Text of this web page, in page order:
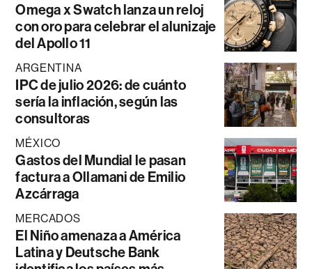
Omega x Swatch lanza un reloj
con oro para celebrar el alunizaje
del Apollo 11
ARGENTINA
IPC de julio 2026: de cuánto
sería la inflación, según las
consultoras
MÉXICO
Gastos del Mundial le pasan
factura a Ollamani de Emilio
Azcárraga
MERCADOS
El Niño amenaza a América
Latina y Deutsche Bank